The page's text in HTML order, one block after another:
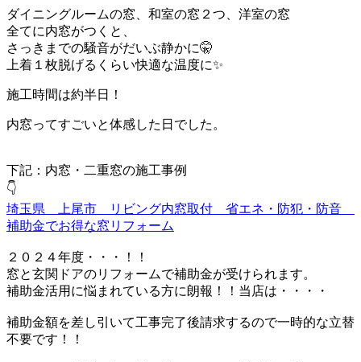
ダイニングルームの窓、和室の窓２つ、洋室の窓
全てに内窓がつくと、
さっきまでの騒音がだいぶ静かに🤫
上着１枚脱げるくらい快適な温度に✨
施工時間は約半日！
内窓ってすごいと体感した日でした。
下記：内窓・二重窓の施工事例
👇
埼玉県 上尾市 リビング内窓取付 省エネ・防犯・防音
補助金でお得な窓リフォーム
２０２４年度・・・！！
窓と玄関ドアのリフォームで補助金が受けられます。
補助金活用に悩まれている方に朗報！！当店は・・・・
補助金額を差し引いて工事完了後請求するので一時的な立替
不要です！！